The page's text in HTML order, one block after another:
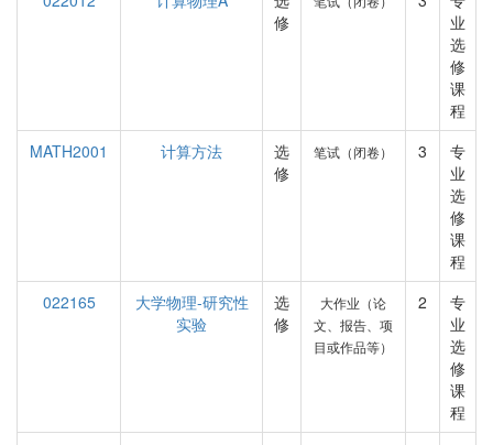
修
业
选
修
课
程
MATH2001
计算方法
选
修
笔试（闭卷） 3
专
业
选
修
课
程
022165
大学物理-研究性
实验
选
修
大作业（论
文、报告、项
目或作品等）
2
专
业
选
修
课
程